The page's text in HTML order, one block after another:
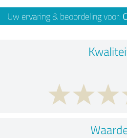
Uw ervaring & beoordeling voor: